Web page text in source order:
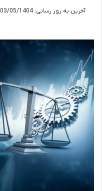
آخرین به روز رسانی: 03/05/1404